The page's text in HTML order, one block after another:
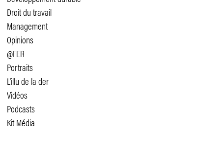
Droit du travail
Management
Opinions
@FER
Portraits
L'illu de la der
Vidéos
Podcasts
Kit Média